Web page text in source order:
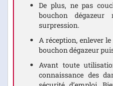
De plus, ne pas
bouchon
surpression.
A réception, enlever
bouchon dégazeur
Avant toute
connaissance des